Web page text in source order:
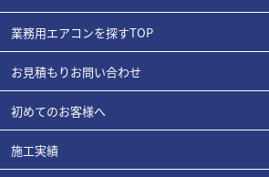
業務用エアコンを探すTOP
お見積もりお問い合わせ
初めてのお客様へ
施工実績